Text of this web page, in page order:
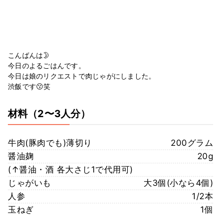
こんばんは🌛
今日のよるごはんです。
今日は娘のリクエストで肉じゃがにしました。
渋飯です😗笑
材料（2〜3人分）
牛肉(豚肉でも)薄切り
200グラム
醤油麹
20g
(↑醤油・酒 各大さじ1で代用可)
じゃがいも
大3個(小なら4個)
人参
1/2本
玉ねぎ
1個